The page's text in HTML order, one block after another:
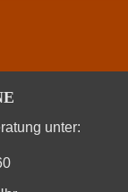
unter: